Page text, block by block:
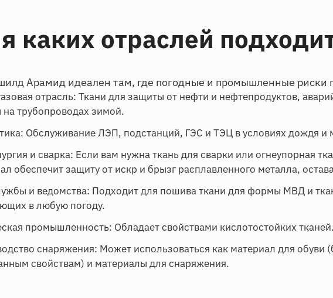
каких отраслей
Арамид идеален там, где погодные и промышленные риски
отрасль: Ткани для защиты от нефти и нефтепродуктов,
на трубопроводах зимой.
Обслуживание ЛЭП, подстанций, ГЭС и ТЭЦ в условиях дождя и
и сварка: Если вам нужна ткань для сварки или огнеупорная
обеспечит защиту от искр и брызг расплавленного металла,
и ведомства: Подходит для пошива ткани для формы МВД и
в любую погоду.
промышленность: Обладает свойствами кислотостойких тканей.
снаряжения: Может использоваться как материал для обуви
свойствам) и материалы для снаряжения.